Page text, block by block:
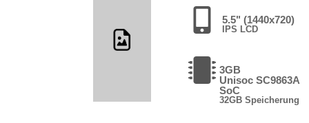
5.5" (1440x720)
IPS LCD
3GB
Unisoc SC9863A
SoC
32GB Speicherung